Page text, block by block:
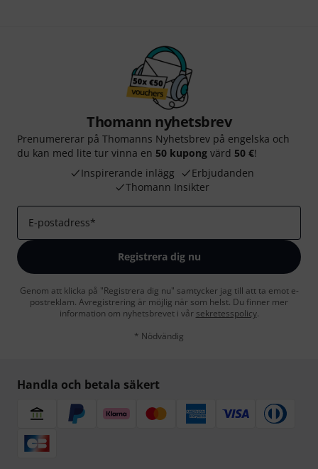
Thomann nyhetsbrev
Prenumererar på Thomanns Nyhetsbrev på engelska och
du kan med lite tur vinna en 50 kupong värd 50 €!
Inspirerande inlägg
Erbjudanden
Thomann Insikter
E-postadress*
Registrera dig nu
Genom att klicka på "Registrera dig nu" samtycker jag till att ta emot e-
postreklam. Avregistrering är möjlig när som helst. Du finner mer
information om nyhetsbrevet i vår sekretesspolicy.
* Nödvändig
Handla och betala säkert